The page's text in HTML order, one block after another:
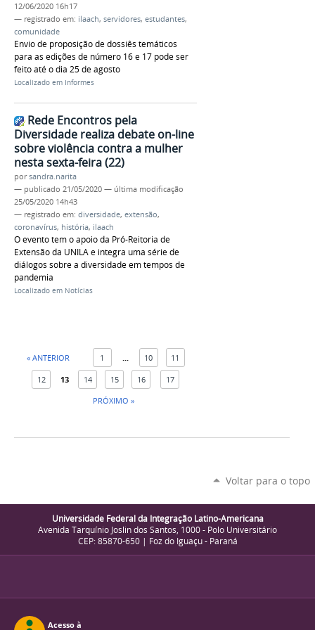
12/06/2020 16h17
— registrado em: ilaach, servidores, estudantes,
comunidade
Envio de proposição de dossiês temáticos
para as edições de número 16 e 17 pode ser
feito até o dia 25 de agosto
Localizado em Informes
Rede Encontros pela
Diversidade realiza debate on-line
sobre violência contra a mulher
nesta sexta-feira (22)
porsandra.narita
— publicado 21/05/2020 — última modificação
25/05/2020 14h43
— registrado em: diversidade, extensão,
coronavírus, história, ilaach
O evento tem o apoio da Pró-Reitoria de
Extensão da UNILA e integra uma série de
diálogos sobre a diversidade em tempos de
pandemia
Localizado em Notícias
« ANTERIOR 1 10 11
12 13 14 15 16
17
PRÓXIMO »
Voltar para o topo
Universidade Federal da Integração Latino-Americana
Avenida Tarquínio Joslin dos Santos, 1000 - Polo Universitário
CEP: 85870-650 | Foz do Iguaçu - Paraná